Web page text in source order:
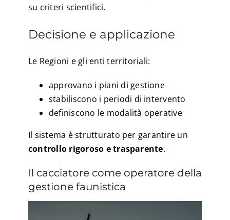
su criteri scientifici.
Decisione e applicazione
Le Regioni e gli enti territoriali:
approvano i piani di gestione
stabiliscono i periodi di intervento
definiscono le modalità operative
Il sistema è strutturato per garantire un
controllo rigoroso e trasparente.
Il cacciatore come operatore della
gestione faunistica